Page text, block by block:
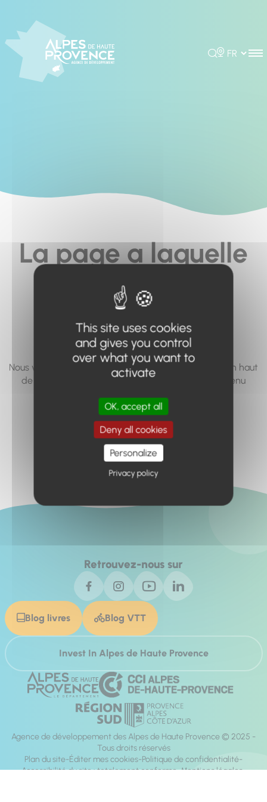
Rechercher
Choisir la
La page a laquelle
vous cherchez à
accéder n'existe
pas... ou plus.
Nous vous invitons à utiliser le moteur de recherche en haut
de page, ou à utiliser le menu pour trouver le contenu
Retour à l'accueil
Retrouvez-nous sur
Blog livres Blog VTT
Invest In Alpes de Haute Provence
Agence de développement des Alpes de Haute Provence © 2025 -
Tous droits réservés
Plan du site Éditer mes cookies Politique de confidentialité
Accessibilité du site : totalement conforme Mentions légales
This site uses cookies
and gives you control
over what you want to
activate
OK, accept all
Deny all cookies
Personalize
Privacy policy